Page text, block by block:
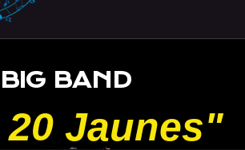
BIG BAND
Jaunes"